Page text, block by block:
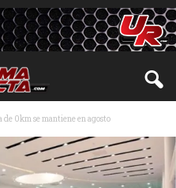
de 0km se mantiene en agosto